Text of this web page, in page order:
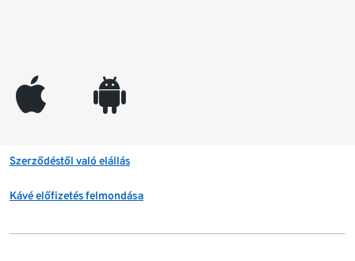
appleinc android
Szerződéstől való elállás
Kávé előfizetés felmondása